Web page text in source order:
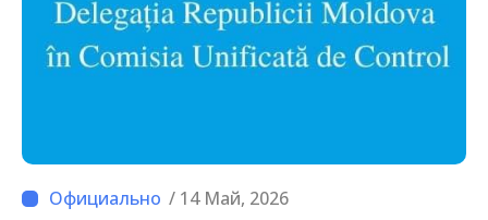
/ 14 Май, 2026